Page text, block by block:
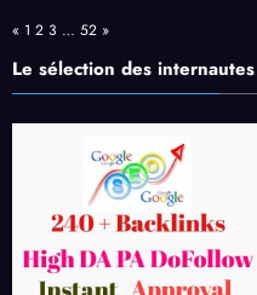
Page:
Previous
« 1 2 3 … 52 Next
»
Le sélection des internautes